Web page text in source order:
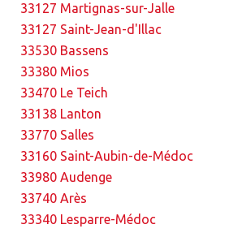
33127 Martignas-sur-Jalle
33127 Saint-Jean-d'Illac
33530 Bassens
33380 Mios
33470 Le Teich
33138 Lanton
33770 Salles
33160 Saint-Aubin-de-Médoc
33980 Audenge
33740 Arès
33340 Lesparre-Médoc